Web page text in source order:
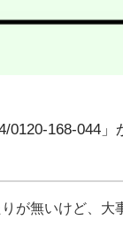
0120-168-044
が無いけど、